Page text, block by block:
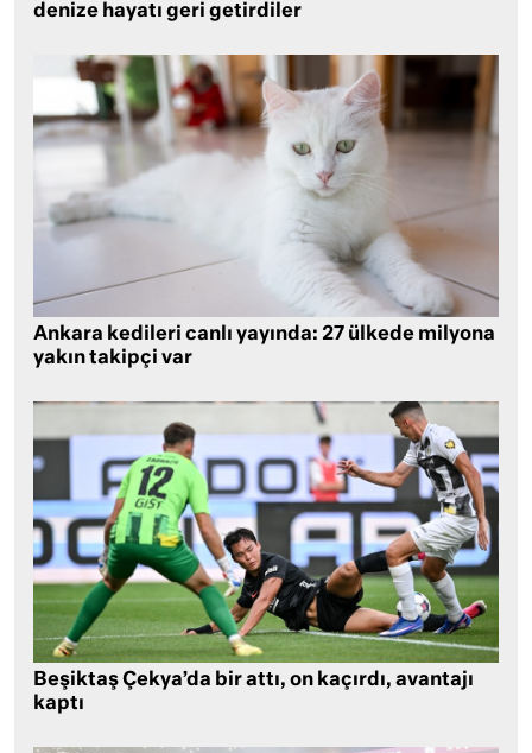
denize hayatı geri getirdiler
Ankara kedileri canlı yayında: 27 ülkede milyona
yakın takipçi var
Beşiktaş Çekya’da bir attı, on kaçırdı, avantajı
kaptı